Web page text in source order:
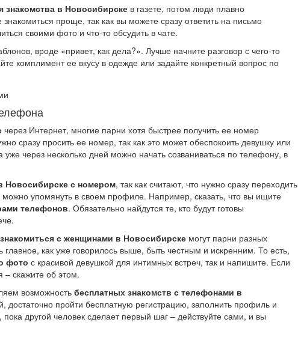
знакомства в Новосибирске в газете, потом люди плавно
проще, так как вы можете сразу ответить на письмо
своими фото и что-то обсудить в чате.
вроде «привет, как дела?». Лучше начните разговор с чего-то
комплимент ее вкусу в одежде или задайте конкретный вопрос по
через Интернет, многие парни хотя быстрее получить ее номер
сразу просить ее номер, так как это может обеспокоить девушку или
через несколько дней можно начать созваниваться по телефону, в
Новосибирске с номером, так как считают, что нужно сразу переходить
упомянуть в своем профиле. Например, сказать, что вы ищите
телефонов. Обязательно найдутся те, кто будут готовы
знакомиться с женщинами в Новосибирске могут парни разных
как уже говорилось выше, быть честным и искренним. То есть,
фото с красивой девушкой для интимных встреч, так и напишите. Если
– скажите об этом.
возможность бесплатных знакомств с телефонами в
достаточно пройти бесплатную регистрацию, заполнить профиль и
другой человек сделает первый шаг – действуйте сами, и вы